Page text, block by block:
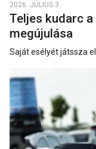
2026. JÚLIUS 3.
Teljes kudarc
megújulása
Saját esélyét játssza